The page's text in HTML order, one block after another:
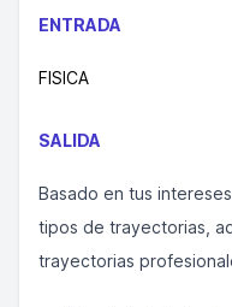
ENTRADA
FISICA
SALIDA
Basado en tus
tipos de trayectorias,
trayectorias